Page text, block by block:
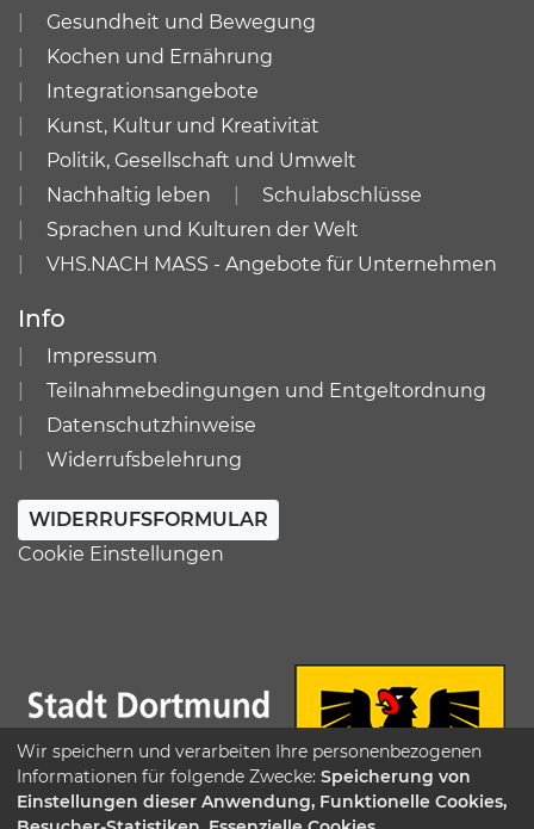
Gesundheit und Bewegung
Kochen und Ernährung
Integrationsangebote
Kunst, Kultur und Kreativität
Politik, Gesellschaft und Umwelt
Nachhaltig leben
Schulabschlüsse
Sprachen und Kulturen der Welt
VHS.NACH MASS - Angebote für Unternehmen
Info
Impressum
Teilnahmebedingungen und Entgeltordnung
Datenschutzhinweise
Widerrufsbelehrung
WIDERRUFSFORMULAR
Cookie Einstellungen
Wir speichern und verarbeiten Ihre personenbezogenen
Informationen für folgende Zwecke: Speicherung von
Einstellungen dieser Anwendung, Funktionelle Cookies,